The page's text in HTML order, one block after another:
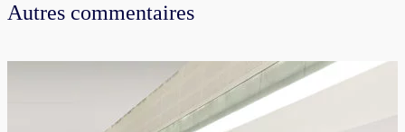
Autres commentaires